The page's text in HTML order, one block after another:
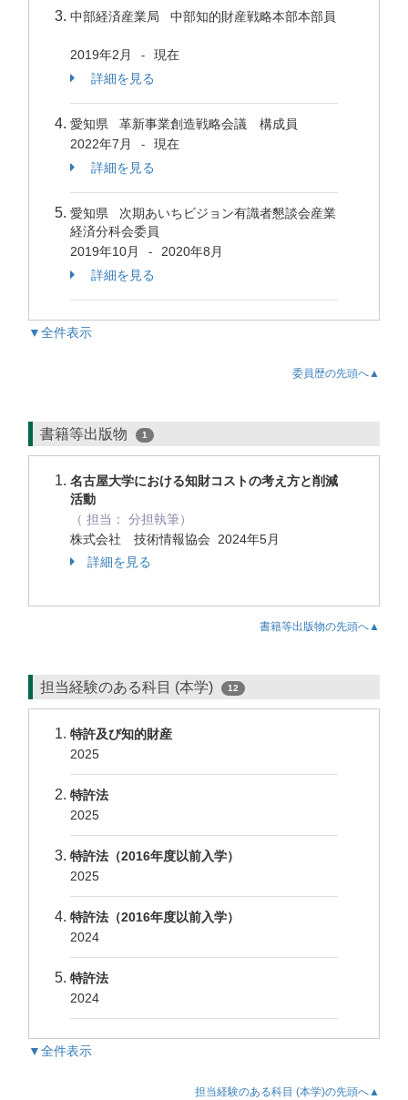
中部経済産業局 中部知的財産戦略本部本部員
2019年2月 -
現在
詳細を見る
愛知県 革新事業創造戦略会議 構成員
2022年7月
-
現在
詳細を見る
愛知県 次期あいちビジョン有識者懇談会産業
経済分科会委員
2019年10月
-
2020年8月
詳細を見る
▼全件表示
委員歴の先頭へ▲
書籍等出版物 1
名古屋大学における知財コストの考え方と削減
活動
（ 担当： 分担執筆）
株式会社 技術情報協会 2024年5月
詳細を見る
書籍等出版物の先頭へ▲
担当経験のある科目 (本学) 12
特許及び知的財産
2025
特許法
2025
特許法（2016年度以前入学）
2025
特許法（2016年度以前入学）
2024
特許法
2024
▼全件表示
担当経験のある科目 (本学)の先頭へ▲